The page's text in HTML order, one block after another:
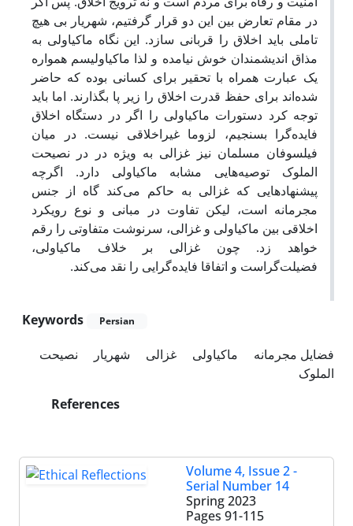
در مقام تعارض بین این دو قرار گرفتیم، شهریار بی هیچ
تاملی باید اخلاق را قربانی سازد. این نگاه ماکیاولی به
مذاق اندیشمندان خوش نیامده و لذا ماکیاولیسم همواره
یک عبارت همراه با تحقیر برای کسانی بوده که حاضر
شده‌اند برای حفظ قدرت اخلاق را زیر پا بگذارند. اما باید
توجه کرد دستورات ماکیاولی را اگر در دستگاه اخلاق
فایده‌گرا بسنجیم، لزوما غیراخلاقی نیست. در میان
فیلسوفان مسلمان نیز غزالی به ویژه در در نصیحت
الملوک توصیه‌هایی مشابه ماکیاولی دارد. اگرچه
پیشنهادهایی که غزالی به حاکم می‌کند گاه از جنس
مجرمانه است، لیکن تفاوت در مبانی و نوع رویکرد
اخلاقی بین ماکیاولی و غزالی، سرنوشت متفاوتی را رقم
خواهد زد. چون غزالی بر خلاف ماکیاولی،
فضیلت‌‌گراست و اتفاقا فایده‌گرایی را نقد می‌کند.
Keywords Persian
فضایل مجرمانه ماکیاولی غزالی شهریار
نصیحت
الملوک
References
Volume 4, Issue 2 -
Serial Number 14
Spring 2023
Pages 91-115